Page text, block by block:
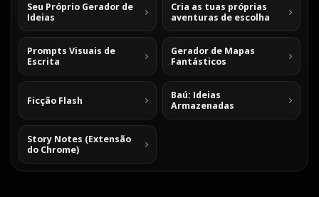
Seu Próprio Gerador de
Ideias
Cria as tuas próprias
aventuras de escolha
Prompts Visuais de
Escrita
Gerador de Mapas
Fantásticos
Ficção Flash
Baú: Ideias
Armazenadas
Story Notes (Extensão
do Chrome)